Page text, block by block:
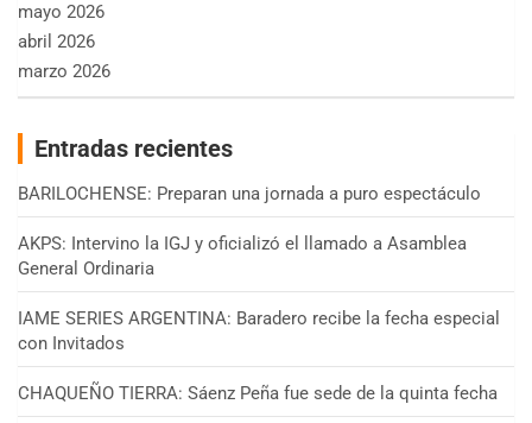
mayo 2026
abril 2026
marzo 2026
Entradas recientes
BARILOCHENSE: Preparan una jornada a puro espectáculo
AKPS: Intervino la IGJ y oficializó el llamado a Asamblea
General Ordinaria
IAME SERIES ARGENTINA: Baradero recibe la fecha especial
con Invitados
CHAQUEÑO TIERRA: Sáenz Peña fue sede de la quinta fecha